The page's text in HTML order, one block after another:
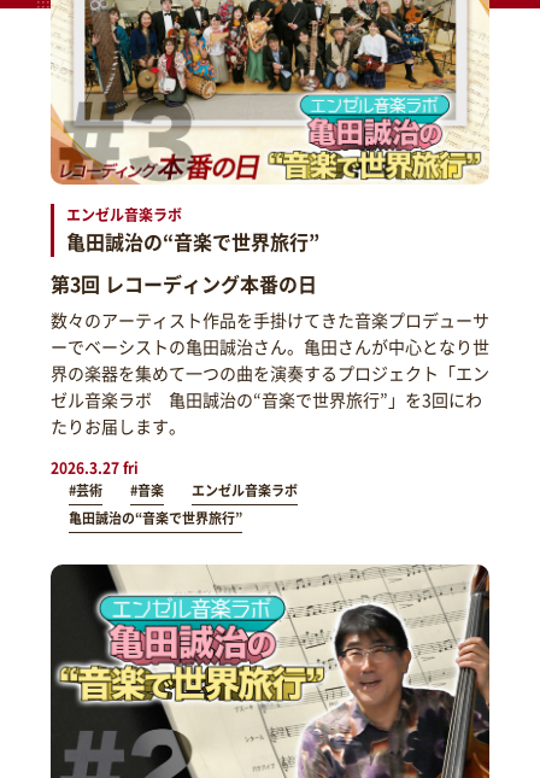
エンゼル音楽ラボ
亀田誠治の“音楽で世界旅行”
第3回 レコーディング本番の日
数々のアーティスト作品を手掛けてきた音楽プロデューサ
ーでベーシストの亀田誠治さん。亀田さんが中心となり世
界の楽器を集めて一つの曲を演奏するプロジェクト「エン
ゼル音楽ラボ 亀田誠治の“音楽で世界旅行”」を3回にわ
たりお届します。
2026.3.27 fri
#芸術 #音楽
エンゼル音楽ラボ
亀田誠治の“音楽で世界旅行”